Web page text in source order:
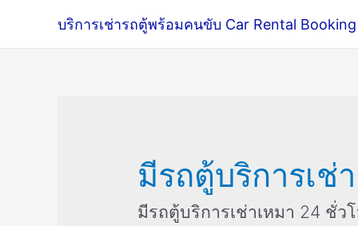
บริการเช่ารถตู้พร้อมคนขับ Car Rental
มีรถตู้บริการเช่
มีรถตู้บริการเช่าเหมา 24 ชั่ว